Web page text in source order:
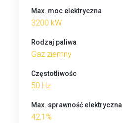
Max. moc elektryczna
3200 kW
Rodzaj paliwa
Gaz ziemny
Częstotliwośc
50 Hz
Max. sprawność elektryczna
42,1%